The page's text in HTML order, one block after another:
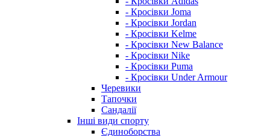
- Кросівки Joma
- Кросівки Jordan
- Кросівки Kelme
- Кросівки New Balance
- Кросівки Nike
- Кросівки Puma
- Кросівки Under Armour
Черевики
Тапочки
Сандалії
Інші види спорту
Єдиноборства